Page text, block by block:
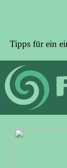
Tipps für ein